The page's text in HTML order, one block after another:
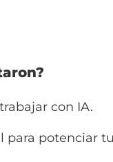
con IA.
para potenciar